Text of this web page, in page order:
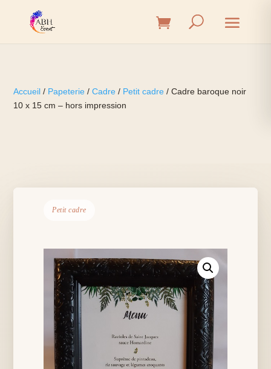
Accueil / Papeterie /Cadre / Petit cadre / Cadre baroque noir
10 x 15 cm – hors impression
Petit cadre